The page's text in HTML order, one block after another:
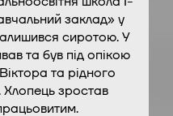
заклад» у
сиротою. У
та був під опікою
та рідного
зростав